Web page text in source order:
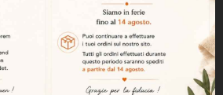
provine de la porci
iberică, crescuți în
cu ghinde. Este